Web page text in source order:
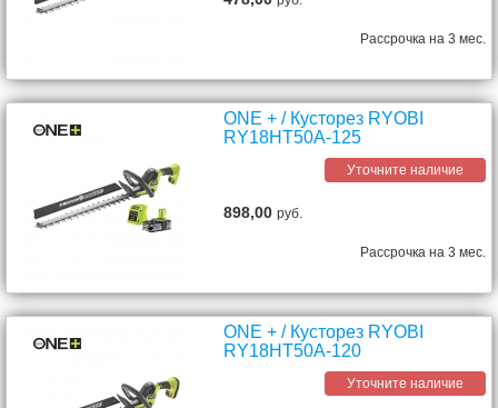
Рассрочка на 3 мес.
ONE + / Кусторез RYOBI
RY18HT50A-125
Уточните наличие
898,00руб.
Рассрочка на 3 мес.
ONE + / Кусторез RYOBI
RY18HT50A-120
Уточните наличие